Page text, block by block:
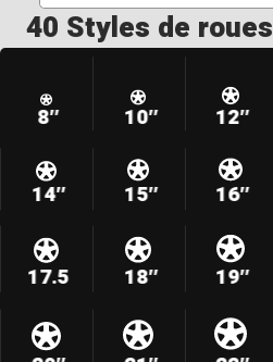
40 Styles de
8″ 10″ 12″
14″ 15″ 16″
17.5 18″ 19″